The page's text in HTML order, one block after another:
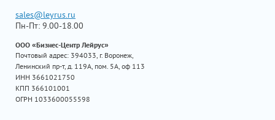
sales@leyrus.ru
Пн-Пт: 9.00-18.00
ООО «Бизнес-Центр Лейрус»
Почтовый адрес: 394033, г. Воронеж,
Ленинский пр-т, д. 119А, пом. 5А, оф 113
ИНН 3661021750
КПП 366101001
ОГРН 1033600055598